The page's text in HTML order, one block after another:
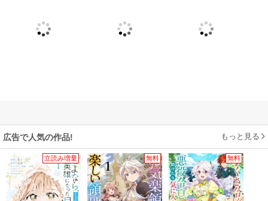
広告で人気の作品! もっと見る
立読み増量 無料 無料